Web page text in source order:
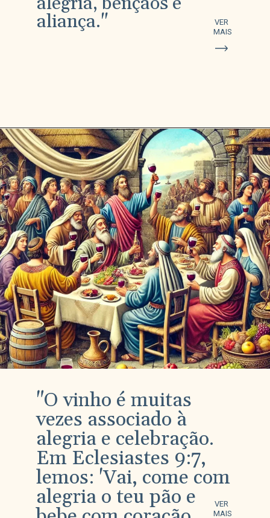
VER
MAIS
aliança."
VER
MAIS
"O vinho é muitas
vezes associado à
alegria e celebração.
Em Eclesiastes 9:7,
lemos: 'Vai, come com
alegria o teu pão e